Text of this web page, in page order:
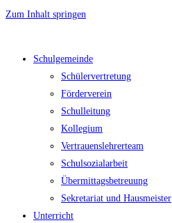
Zum Inhalt springen
Schulgemeinde
Schülervertretung
Förderverein
Schulleitung
Kollegium
Vertrauenslehrerteam
Schulsozialarbeit
Übermittagsbetreuung
Sekretariat und Hausmeister
Unterricht